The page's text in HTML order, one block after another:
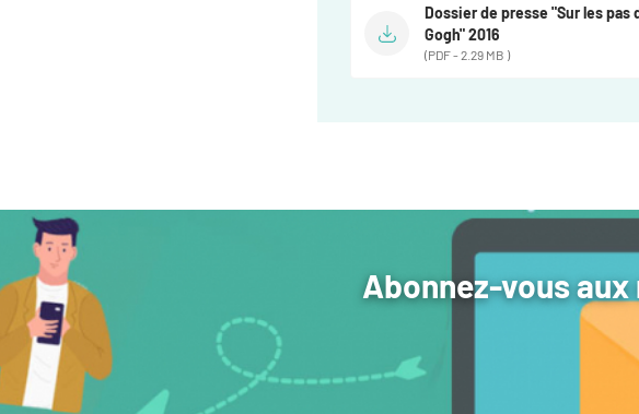
Dossier de presse "Sur les pas
Gogh" 2016
(PDF - 2.29 MB )
Abonnez-vous